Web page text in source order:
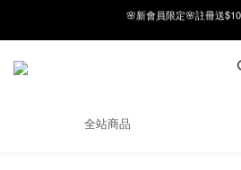
8月月初限定｜指定分類滿
8月月初限定｜指定分類滿
線在，好事發生｜祈願新品
全站商品